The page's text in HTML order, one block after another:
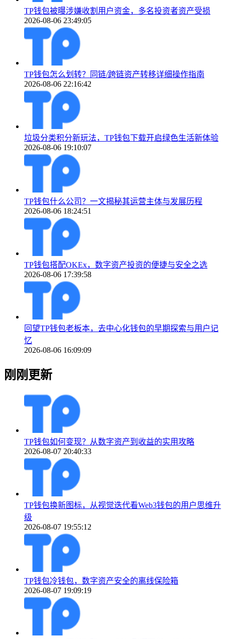
TP钱包被曝涉嫌收割用户资金，多名投资者资产受损
2026-08-06 23:49:05
TP钱包怎么划转？同链/跨链资产转移详细操作指南
2026-08-06 22:16:42
垃圾分类积分新玩法，TP钱包下载开启绿色生活新体验
2026-08-06 19:10:07
TP钱包什么公司？一文揭秘其运营主体与发展历程
2026-08-06 18:24:51
TP钱包搭配OKEx，数字资产投资的便捷与安全之选
2026-08-06 17:39:58
回望TP钱包老板本，去中心化钱包的早期探索与用户记
忆
2026-08-06 16:09:09
刚刚更新
TP钱包如何变现？从数字资产到收益的实用攻略
2026-08-07 20:40:33
TP钱包换新图标，从视觉迭代看Web3钱包的用户思维升
级
2026-08-07 19:55:12
TP钱包冷钱包，数字资产安全的离线保险箱
2026-08-07 19:09:19